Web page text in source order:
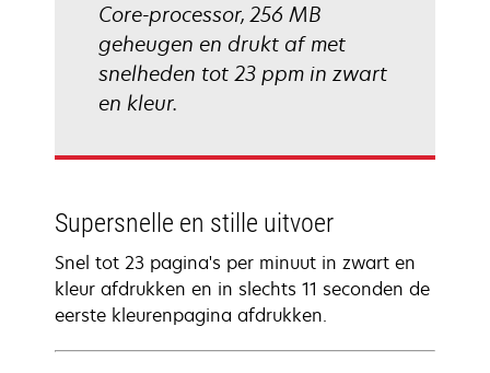
Core-processor, 256 MB
geheugen en drukt af met
snelheden tot 23 ppm in zwart
en kleur.
Supersnelle en stille uitvoer
Snel tot 23 pagina's per minuut in zwart en
kleur afdrukken en in slechts 11 seconden de
eerste kleurenpagina afdrukken.